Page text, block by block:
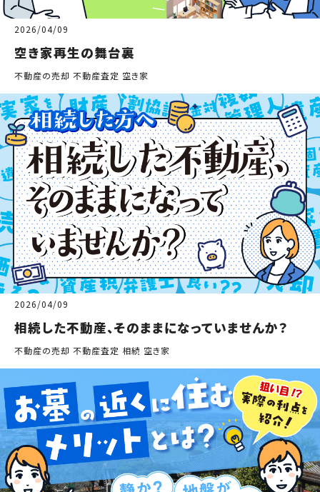
2026/04/09
空き家再生の舞台裏
不動産の売却 不動産査定 空き家
2026/04/09
相続した不動産、そのままになっていませんか？
不動産の売却 不動産査定 相続 空き家